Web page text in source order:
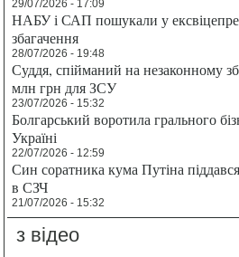
29/07/2026 - 17:09
НАБУ і САП пошукали у
збагачення
28/07/2026 - 19:48
Суддя, спійманий на незаконному
млн грн для ЗСУ
23/07/2026 - 15:32
Болгарський воротила грального
Україні
22/07/2026 - 12:59
Син соратника кума Путіна
в СЗЧ
21/07/2026 - 15:32
з відео